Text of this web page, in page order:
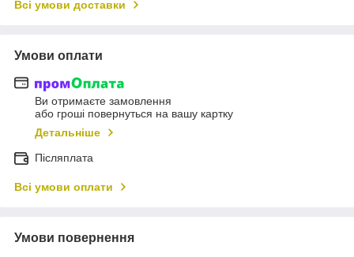
Всі умови доставки
Умови оплати
Ви отримаєте замовлення
або гроші повернуться на вашу картку
Детальніше
Післяплата
Всі умови оплати
Умови повернення